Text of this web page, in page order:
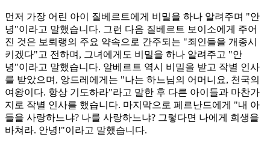
먼저 가장 어린 아이 질베르트에게 비밀을 하나 알려주며 "안
녕"이라고 말했습니다. 그런 다음 질베르트 보이소에게 주어
진 것은 보뢰랭의 주요 약속으로 간주되는 "죄인들을 개종시
키겠다"고 전하며, 그녀에게도 비밀을 하나 알려주고 "안
녕"이라고 말했습니다. 알베르트 역시 비밀을 받고 작별 인사
를 받았으며, 앙드레에게는 "나는 하느님의 어머니요, 천국의
여왕이다. 항상 기도하라"라고 말한 후 다른 아이들과 마찬가
지로 작별 인사를 했습니다. 마지막으로 페르난드에게 "내 아
들을 사랑하느냐? 나를 사랑하느냐? 그렇다면 나에게 희생을
바쳐라. 안녕!"이라고 말했습니다.